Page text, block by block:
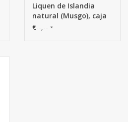
Liquen de Islandia
natural (Musgo), caja
de 500gr
€--,-- *